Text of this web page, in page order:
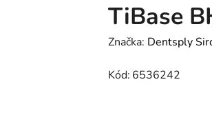
TiBase
Značka: Dentsply
Kód: 6536242